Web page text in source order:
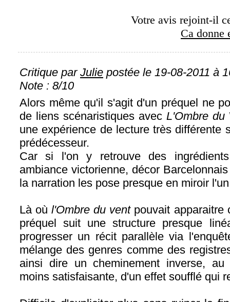
Votre avis rejoint-il
Ca donne
Critique par Julie postée le 19-08-2011 à
Note : 8/10
Alors même qu'il s'agit d'un préquel ne
de liens scénaristiques avec L'Ombre du
une expérience de lecture très différente
prédécesseur.
Car si l'on y retrouve des
ambiance victorienne, décor
la narration les pose presque en miroir
Là oùl'Ombre du ventpouvait apparaitre
préquel suit une structure presque
progresser un récit parallèle via
mélange des genres comme des
ainsi dire un cheminement inverse, au
moins satisfaisante, d'un effet soufflé qui